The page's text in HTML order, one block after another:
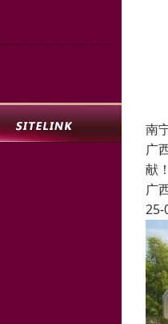
南
广
献
广
25-